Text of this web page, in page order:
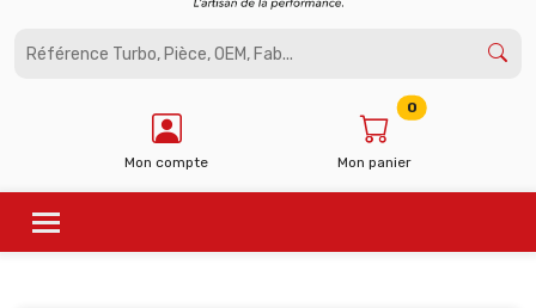
Mon compte Mon panier
0